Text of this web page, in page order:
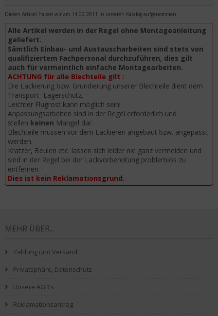
Diesen Artikel haben wir am 14.02.2011 in unseren Katalog aufgenommen.
Alle Artikel werden in der Regel ohne Montageanleitung
geliefert.
Sämtlich Einbau- und Austauscharbeiten sind stets von
qualifiziertem Fachpersonal durchzuführen, dies gilt
auch für vermeintlich einfache Montagearbeiten.
ACHTUNG für alle Blechteile gilt :
Die Lackierung bzw. Grundierung unserer Blechteile dient dem
Transport- Lagerschutz.
Leichter Flugrost kann möglich sein!
Anpassungsarbeiten sind in der Regel erforderlich und
stellen keinen Mangel dar.
Blechteile müssen vor dem Lackieren angebaut bzw. angepasst
werden.
Kratzer, Beulen etc. lassen sich leider nie ganz vermeiden und
sind in der Regel bei der Lackvorbereitung problemlos zu
entfernen.
Dies ist kein Reklamationsgrund.
MEHR ÜBER...
Zahlung und Versand
Privatsphäre, Datenschutz
Unsere AGB's
Reklamationsantrag